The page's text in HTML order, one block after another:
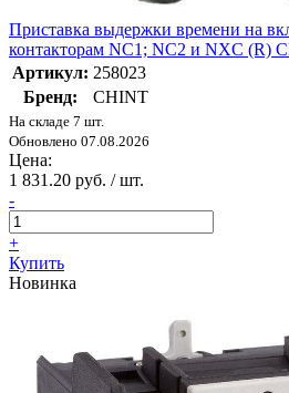
Приставка выдержки времени на
контакторам NC1; NC2 и NXC (R)
Артикул: 258023
Бренд:
CHINT
На складе 7 шт.
Обновлено 07.08.2026
Цена:
1 831.20 руб. / шт.
-
+
Купить
Новинка